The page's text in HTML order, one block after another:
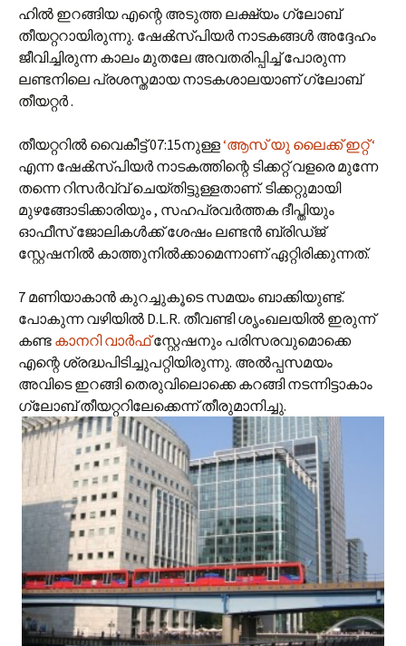
ഹില്‍ ഇറങ്ങിയ എന്റെ അടുത്ത ലക്ഷ്യം ഗ്ലോബ്
തീയറ്ററായിരുന്നു. ഷേക്‍സ്പിയര്‍ നാടകങ്ങള്‍ അദ്ദേഹം
ജീവിച്ചിരുന്ന കാലം മുതലേ അവതരിപ്പിച്ച് പോരുന്ന
ലണ്ടനിലെ പ്രശസ്തമായ നാടകശാലയാണ് ഗ്ലോബ്
തീയറ്റര്‍ .
‍തീയറ്ററില്‍ വൈകീട്ട് 07:15നുള്ള‘ആസ് യു ലൈക്ക് ഇറ്റ് ‘
എന്ന ഷേക്‍സ്പിയര്‍ നാടകത്തിന്റെ ടിക്കറ്റ് വളരെ മുന്നേ
തന്നെ റിസര്‍വ്വ് ചെയ്തിട്ടുള്ളതാണ്. ടിക്കറ്റുമായി
മുഴങ്ങോടിക്കാരിയും , സഹപ്രവര്‍ത്തക ദീപ്തിയും
ഓഫീസ് ജോലികള്‍ക്ക് ശേഷം ലണ്ടന്‍ ബ്രിഡ്ജ്
സ്റ്റേഷനില്‍ കാത്തുനില്‍ക്കാമെന്നാണ് ഏറ്റിരിക്കുന്നത്.
7 മണിയാകാന്‍ കുറച്ചുകൂടെ സമയം ബാക്കിയുണ്ട്.
പോകുന്ന വഴിയില്‍ D.L.R. തീവണ്ടി ശൃംഖലയില്‍ ഇരുന്ന്
കണ്ട കാനറി വാര്‍ഫ്സ്റ്റേഷനും പരിസരവുമൊക്കെ
എന്റെ ശ്രദ്ധപിടിച്ചുപറ്റിയിരുന്നു. അല്‍പ്പസമയം
അവിടെ ഇറങ്ങി തെരുവിലൊക്കെ കറങ്ങി നടന്നിട്ടാകാം
ഗ്ലോബ് തീയറ്ററിലേക്കെന്ന് തീരുമാനിച്ചു.